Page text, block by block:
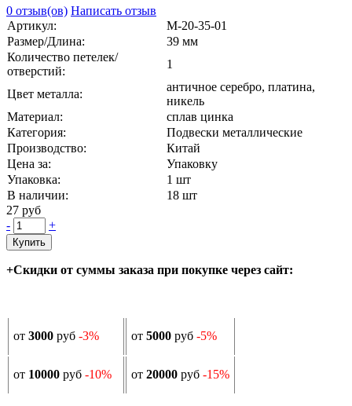
0 отзыв(ов) Написать отзыв
Артикул:
М-20-35-01
Размер/Длина:
39 мм
Количество петелек/
отверстий:
1
Цвет металла:
античное серебро, платина,
никель
Материал:
сплав цинка
Категория:
Подвески металлические
Производство:
Китай
Цена за:
Упаковку
Упаковка:
1 шт
В наличии:
18 шт
27 руб
-
+
Купить
+Скидки от суммы заказа при покупке через сайт:
от 3000 руб -3% от 5000 руб -5%
от 10000 руб -10% от 20000 руб -15%